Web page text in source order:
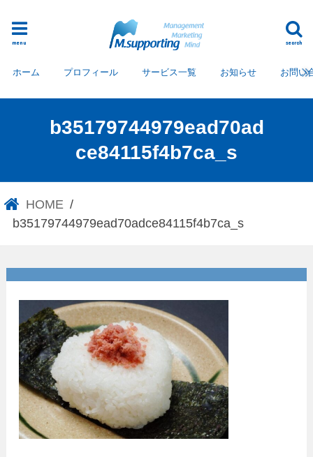
search
menu
ホーム プロフィール サービス一覧 お知らせ お問い
b35179744979ead70ad
ce84115f4b7ca_s
HOME
b35179744979ead70adce84115f4b7ca_s
b35179744979ead70adce8411